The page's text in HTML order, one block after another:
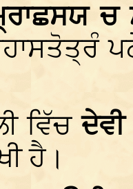
ਚ
ਵਿੱਚ
ਹੈ।